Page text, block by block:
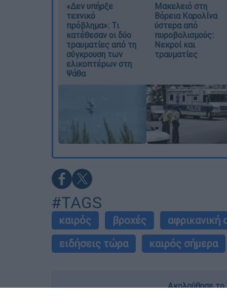
«Δεν υπήρξε
τεχνικό
πρόβλημα»: Τι
κατέθεσαν οι δύο
τραυματίες από τη
σύγκρουση των
ελικοπτέρων στη
Ψάθα
Μακελειό στη
Βόρεια Καρολίνα
ύστερα από
πυροβολισμούς:
Νεκροί και
τραυματίες
#TAGS
καιρός βροχές αφρικανική
ειδήσεις τώρα
καιρός σήμερα
Ακολούθησε το